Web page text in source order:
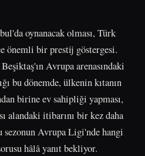
oynanacak olması, Türk
önemli bir prestij göstergesi.
Avrupa arenasındaki
bu dönemde, ülkenin kıtanın
birine ev sahipliği yapması,
alandaki itibarını bir kez daha
sezonun Avrupa Ligi'nde hangi
hâlâ yanıt bekliyor.